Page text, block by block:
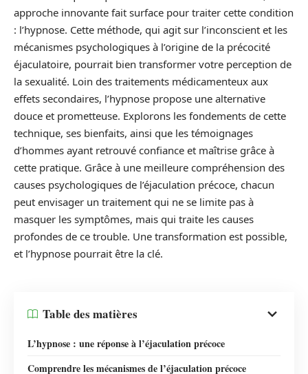
approche innovante fait surface pour traiter cette condition
: l’hypnose. Cette méthode, qui agit sur l’inconscient et les
mécanismes psychologiques à l’origine de la précocité
éjaculatoire, pourrait bien transformer votre perception de
la sexualité. Loin des traitements médicamenteux aux
effets secondaires, l’hypnose propose une alternative
douce et prometteuse. Explorons les fondements de cette
technique, ses bienfaits, ainsi que les témoignages
d’hommes ayant retrouvé confiance et maîtrise grâce à
cette pratique. Grâce à une meilleure compréhension des
causes psychologiques de l’éjaculation précoce, chacun
peut envisager un traitement qui ne se limite pas à
masquer les symptômes, mais qui traite les causes
profondes de ce trouble. Une transformation est possible,
et l’hypnose pourrait être la clé.
Table des matières
L’hypnose : une réponse à l’éjaculation précoce
Comprendre les mécanismes de l’éjaculation précoce